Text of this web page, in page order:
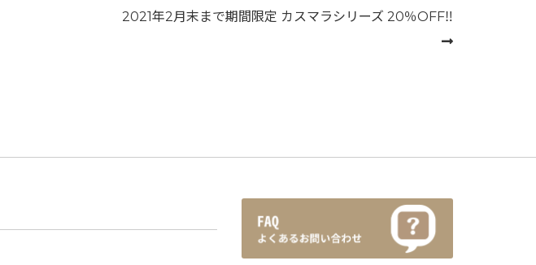
次
2021年2月末まで期間限定 カスマラシリーズ 20％OFF‼